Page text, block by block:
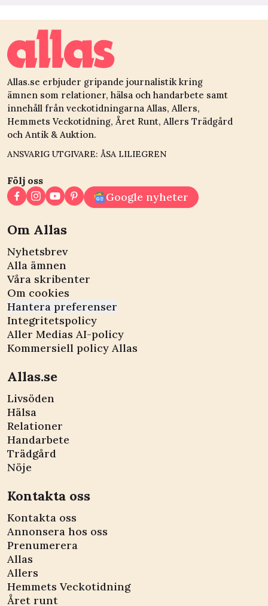
Allas.se erbjuder gripande journalistik kring
ämnen som relationer, hälsa och handarbete samt
innehåll från veckotidningarna Allas, Allers,
Hemmets Veckotidning, Året Runt, Allers Trädgård
och Antik & Auktion.
ANSVARIG UTGIVARE: ÅSA LILIEGREN
Följ oss
Google nyheter
Om Allas
Nyhetsbrev
Alla ämnen
Våra skribenter
Om cookies
Hantera preferenser
Integritetspolicy
Aller Medias AI-policy
Kommersiell policy Allas
Allas.se
Livsöden
Hälsa
Relationer
Handarbete
Trädgård
Nöje
Kontakta oss
Kontakta oss
Annonsera hos oss
Prenumerera
Allas
Allers
Hemmets Veckotidning
Året runt